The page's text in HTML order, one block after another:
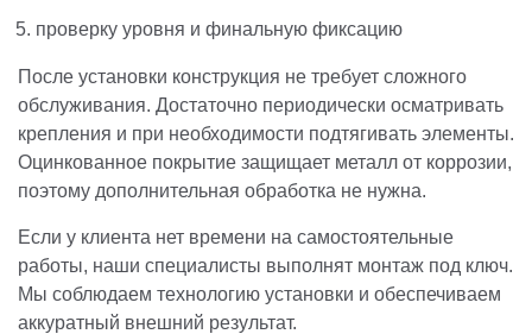
проверку уровня и финальную фиксацию
После установки конструкция не требует сложного
обслуживания. Достаточно периодически осматривать
крепления и при необходимости подтягивать элементы.
Оцинкованное покрытие защищает металл от коррозии,
поэтому дополнительная обработка не нужна.
Если у клиента нет времени на самостоятельные
работы, наши специалисты выполнят монтаж под ключ.
Мы соблюдаем технологию установки и обеспечиваем
аккуратный внешний результат.